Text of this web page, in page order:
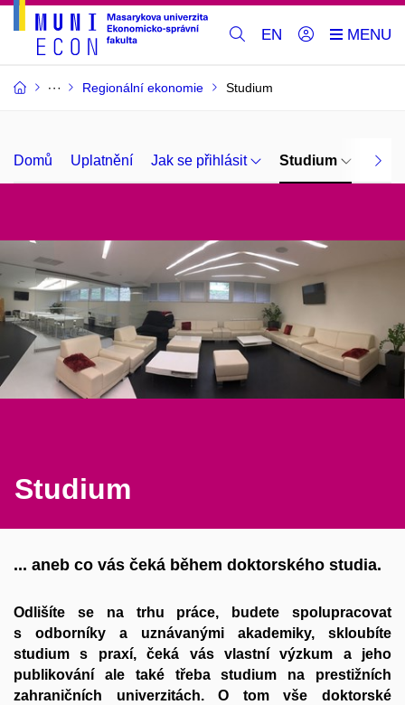
EN
Regionální ekonomie Studium
Domů Uplatnění Jak se přihlásit Studium O
Studium
... aneb co vás čeká během doktorského studia.
Odlišíte se na trhu práce, budete spolupracovat
s odborníky a uznávanými akademiky, skloubíte
studium s praxí, čeká vás vlastní výzkum a jeho
publikování ale také třeba studium na prestižních
zahraničních univerzitách. O tom vše doktorské